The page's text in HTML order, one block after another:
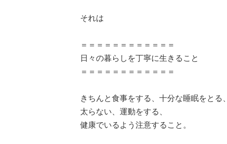
それは
＝＝＝＝＝＝＝＝＝＝＝＝
日々の暮らしを丁寧に生きること
＝＝＝＝＝＝＝＝＝＝＝＝
きちんと食事をする、十分な睡眠をとる、
太らない、運動をする、
健康でいるよう注意すること。